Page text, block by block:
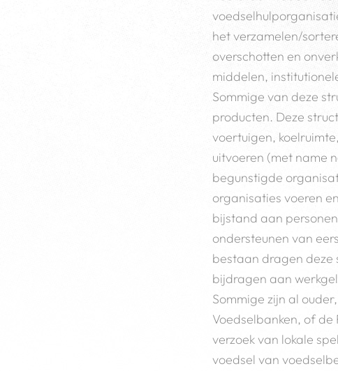
het verzamelen/
overschotten en
middelen,
Sommige van deze
producten. Deze
voertuigen,
uitvoeren (met name
begunstigde
organisaties voeren
bijstand aan
ondersteunen van
bestaan dragen deze
bijdragen aan
Sommige zijn al
Voedselbanken, of
verzoek van lokale
voedsel van